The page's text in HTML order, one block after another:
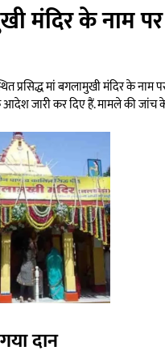
मंदिर के नाम
प्रसिद्ध मां बगलामुखी मंदिर के
जारी कर दिए हैं. मामले की जांच
दान